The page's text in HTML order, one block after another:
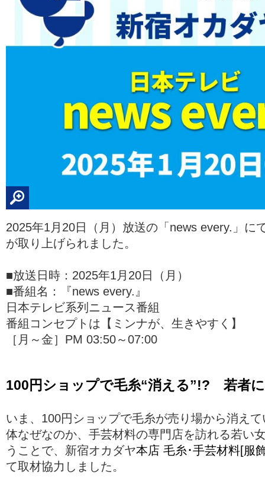
2025年1月20日（月）放送の「news every.」に
が取り上げられました。
■放送日時：2025年1月20日（月）
■番組名：『news every.』
日本テレビ系列ニュース番組
番組コンセプトは【ミンナが、生きやすく】
［月～金］PM 03:50～07:00
100円ショップで毛糸“消える”!? 若者
いま、100円ショップで毛糸が売り場から消え
体なぜなのか、手芸材料の専門店を訪れる若い
うことで、新宿オカダヤ本店 毛糸･手芸材料[服
て取材協力しました。